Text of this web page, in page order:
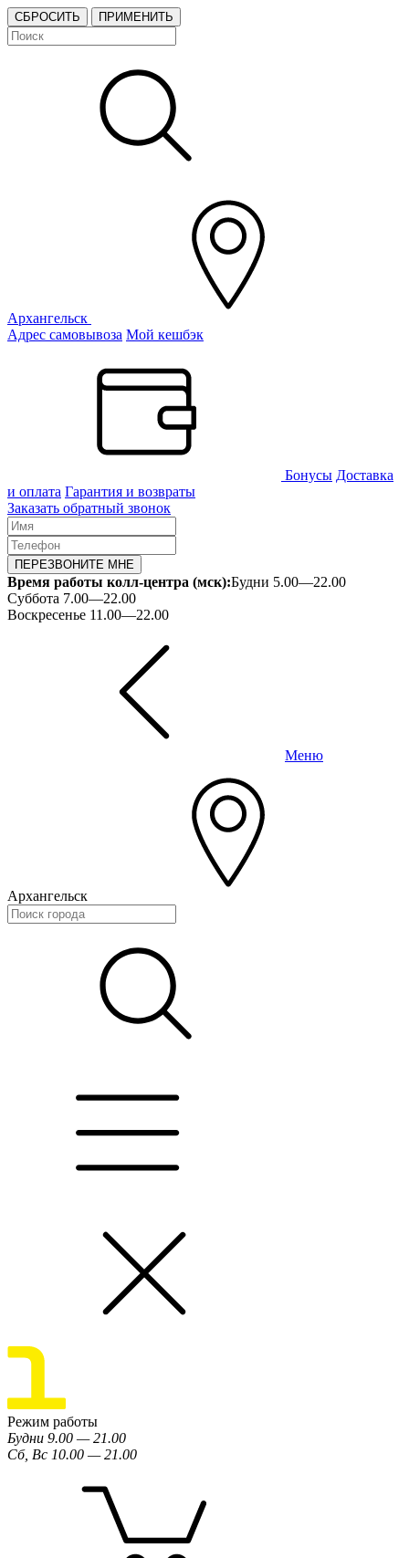
СБРОСИТЬ ПРИМЕНИТЬ
Архангельск
Адрес самовывоза Мой кешбэк
Бонусы Доставка
и оплата Гарантия и возвраты
Заказать обратный звонок
ПЕРЕЗВОНИТЕ МНЕ
Время работы колл-центра (мск):Будни 5.00—22.00
Суббота 7.00—22.00
Воскресенье 11.00—22.00
Меню
Архангельск
Режим работы
Будни 9.00 — 21.00
Сб, Вс 10.00 — 21.00